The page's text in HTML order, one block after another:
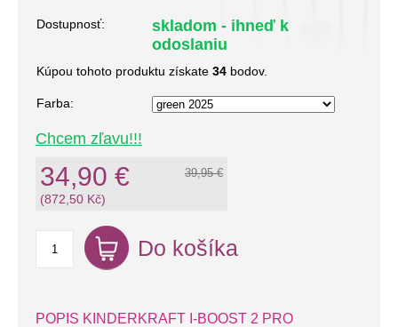
Dostupnosť:
skladom - ihneď k
odoslaniu
Kúpou tohoto produktu získate 34 bodov.
Farba:
Chcem zľavu!!!
39,95 €
34,90 €
(872,50 Kč)
Do košíka
POPIS KINDERKRAFT I-BOOST 2 PRO